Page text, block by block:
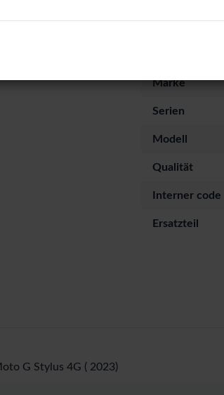
Marke
Serien
Modell
Qualität
Interner code
Ersatzteil
G Stylus 4G ( 2023)